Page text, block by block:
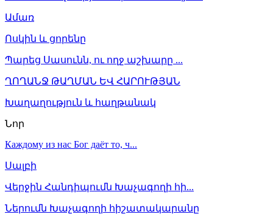
Ամառ
Ոսկին և ցորենը
Պարեց Սասունն, ու ողջ աշխարը ...
ՂՈՂԱՆՋ ԹԱՂՄԱՆ ԵՎ ՀԱՐՈՒԹՅԱՆ
Խաղաղություն և հաղթանակ
Նոր
Каждому из нас Бог даёт то, ч...
Սալբի
Վերջին Հանդիպումն Խաչագողի հի...
Ներումն Խաչագողի հիշատակարանը